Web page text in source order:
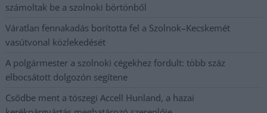
számoltak be a szolnoki börtönből
Váratlan fennakadás borította fel a Szolnok–Kecskemét
vasútvonal közlekedését
A polgármester a szolnoki cégekhez fordult: több száz
elbocsátott dolgozón segítene
Csődbe ment a tószegi Accell Hunland, a hazai